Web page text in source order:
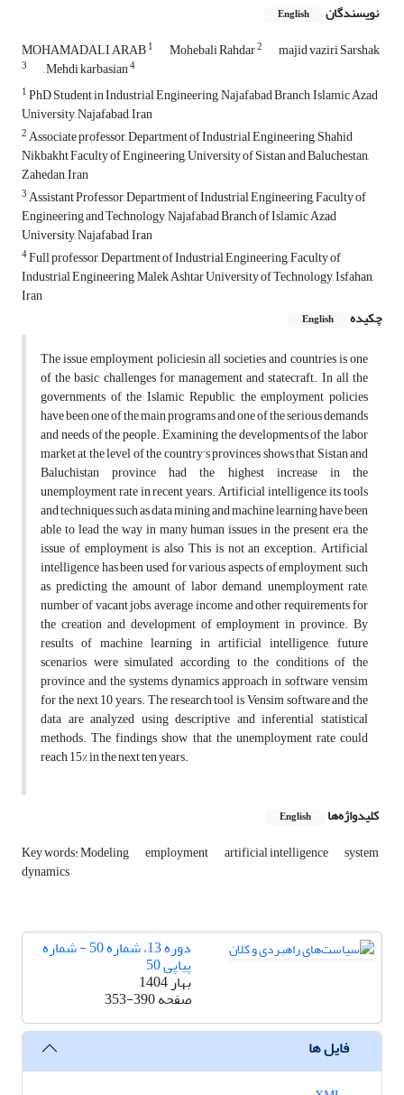
نویسندگان English
MOHAMADALI ARAB1 Mohebali Rahdar2 majid vaziri Sarshak
3 , Mehdi karbasian4
1PhD Student in Industrial Engineering, Najafabad Branch, Islamic Azad
University, Najafabad, Iran
2Associate professor, Department of Industrial Engineering, Shahid
Nikbakht Faculty of Engineering, University of Sistan and Baluchestan,
Zahedan, Iran
3Assistant Professor, Department of Industrial Engineering, Faculty of
Engineering and Technology, Najafabad Branch of Islamic Azad
University, Najafabad, Iran
4Full professor, Department of Industrial Engineering, Faculty of
Industrial Engineering, Malek Ashtar University of Technology, Isfahan,
Iran
چکیده
English
The issue employment policiesin all societies and countries is one
of the basic challenges for management and statecraft. In all the
governments of the Islamic Republic, the employment policies
have been one of the main programs and one of the serious demands
and needs of the people. Examining the developments of the labor
market at the level of the country's provinces shows that Sistan and
Baluchistan province had the highest increase in the
unemployment rate in recent years. Artificial intelligence, its tools
and techniques such as data mining and machine learning have been
able to lead the way in many human issues in the present era, the
issue of employment is also This is not an exception. Artificial
intelligence has been used for various aspects of employment, such
as predicting the amount of labor demand, unemployment rate,
number of vacant jobs, average income and other requirements for
the creation and development of employment in province. By
results of machine learning in artificial intelligence, future
scenarios were simulated according to the conditions of the
province and the systems dynamics approach in software vensim
for the next 10 years. The research tool is Vensim software and the
data are analyzed using descriptive and inferential statistical
methods. The findings show that the unemployment rate could
reach 15% in the next ten years.
کلیدواژه‌ها English
Key words: Modeling employment artificial intelligence system
dynamics
دوره 13، شماره 50 - شماره
پیاپی 50
بهار 1404
صفحه353-390
فایل ها